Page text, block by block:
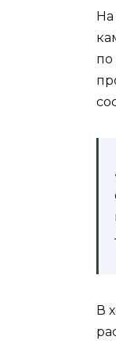
На
по
В